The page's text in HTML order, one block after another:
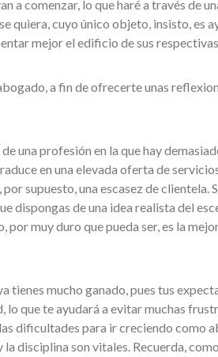
a comenzar, lo que haré a través de
quiera, cuyo único objeto, insisto, es
mejor el edificio de sus
a fin de ofrecerte unas
una profesión en la que hay
en una elevada oferta de
supuesto, una escasez de clientela.
dispongas de una idea realista del
por muy duro que pueda ser, es la
tienes mucho ganado, pues tus
que te ayudará a evitar muchas
dificultades para ir creciendo como
disciplina son vitales. Recuerda,